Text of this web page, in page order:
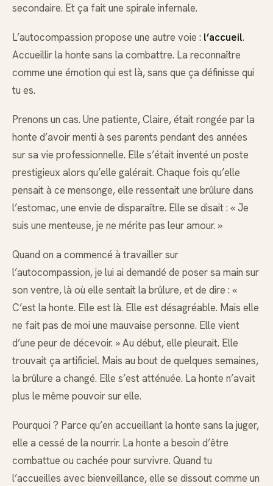
secondaire. Et ça fait une spirale infernale.
L’autocompassion propose une autre voie : l’accueil.
Accueillir la honte sans la combattre. La reconnaître
comme une émotion qui est là, sans que ça définisse qui
tu es.
Prenons un cas. Une patiente, Claire, était rongée par la
honte d’avoir menti à ses parents pendant des années
sur sa vie professionnelle. Elle s’était inventé un poste
prestigieux alors qu’elle galérait. Chaque fois qu’elle
pensait à ce mensonge, elle ressentait une brûlure dans
l’estomac, une envie de disparaître. Elle se disait : « Je
suis une menteuse, je ne mérite pas leur amour. »
Quand on a commencé à travailler sur
l’autocompassion, je lui ai demandé de poser sa main sur
son ventre, là où elle sentait la brûlure, et de dire : «
C’est la honte. Elle est là. Elle est désagréable. Mais elle
ne fait pas de moi une mauvaise personne. Elle vient
d’une peur de décevoir. » Au début, elle pleurait. Elle
trouvait ça artificiel. Mais au bout de quelques semaines,
la brûlure a changé. Elle s’est atténuée. La honte n’avait
plus le même pouvoir sur elle.
Pourquoi ? Parce qu’en accueillant la honte sans la juger,
elle a cessé de la nourrir. La honte a besoin d’être
combattue ou cachée pour survivre. Quand tu
l’accueilles avec bienveillance, elle se dissout comme un